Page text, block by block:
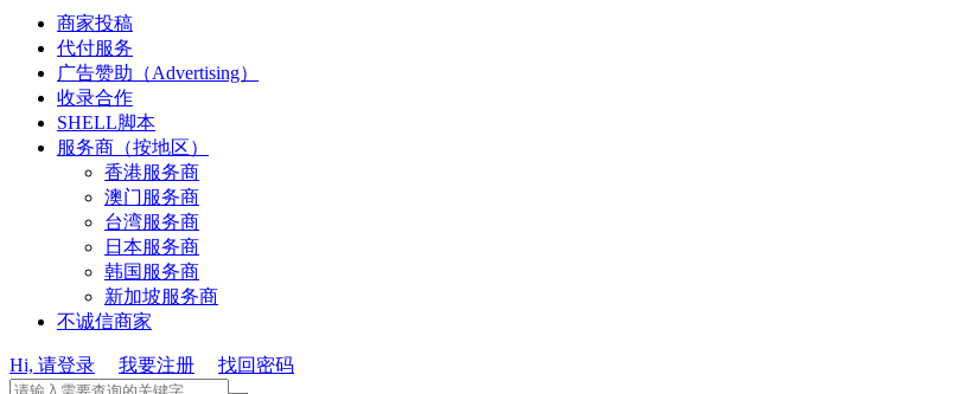
商家投稿
代付服务
广告赞助（Advertising）
收录合作
SHELL脚本
服务商（按地区）
香港服务商
澳门服务商
台湾服务商
日本服务商
韩国服务商
新加坡服务商
不诚信商家
Hi, 请登录 我要注册 找回密码